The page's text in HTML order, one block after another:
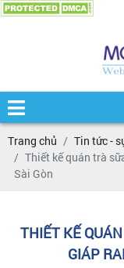
Trang chủ
Tin tức -
Thiết kế quán trà
Sài Gòn
THIẾT KẾ
GIÁP